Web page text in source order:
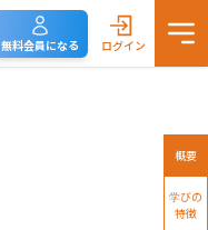
無料会員になる ログイン
概要
学びの
特徴